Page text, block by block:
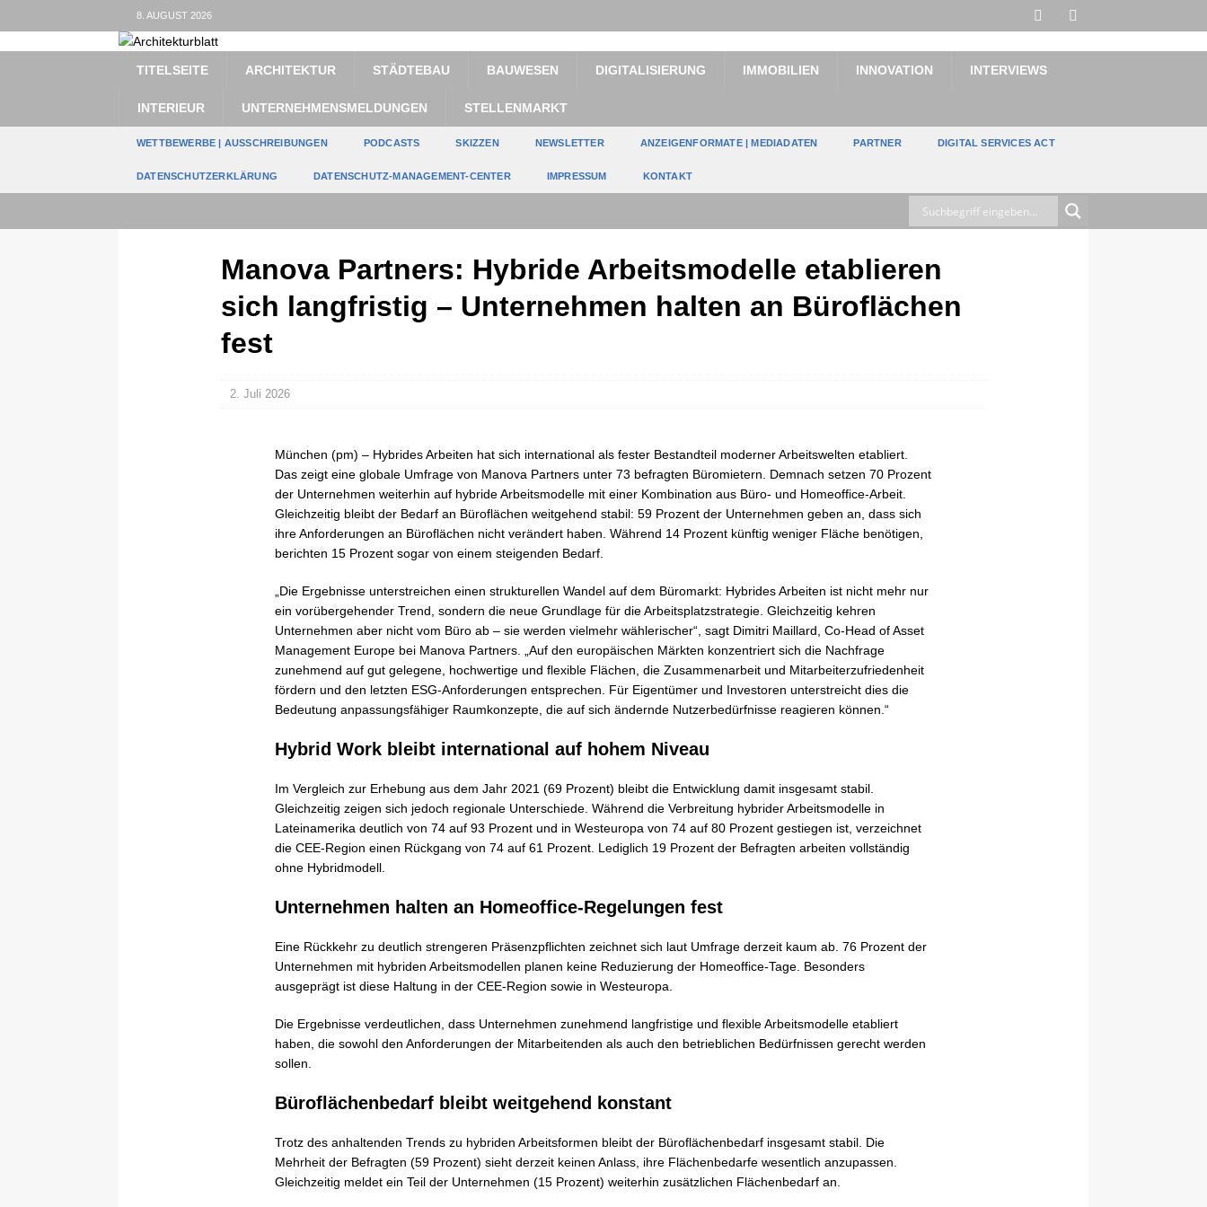
8. AUGUST 2026
TITELSEITE ARCHITEKTUR STÄDTEBAU BAUWESEN DIGITALISIERUNG IMMOBILIEN INNOVATION INTERVIEWS
INTERIEUR UNTERNEHMENSMELDUNGEN STELLENMARKT
WETTBEWERBE | AUSSCHREIBUNGEN PODCASTS SKIZZEN NEWSLETTER ANZEIGENFORMATE | MEDIADATEN PARTNER DIGITAL SERVICES ACT
DATENSCHUTZERKLÄRUNG DATENSCHUTZ-MANAGEMENT-CENTER IMPRESSUM KONTAKT
Manova Partners: Hybride Arbeitsmodelle etablieren
sich langfristig – Unternehmen halten an Büroflächen
fest
2. Juli 2026
München (pm) – Hybrides Arbeiten hat sich international als fester Bestandteil moderner Arbeitswelten etabliert.
Das zeigt eine globale Umfrage von Manova Partners unter 73 befragten Büromietern. Demnach setzen 70 Prozent
der Unternehmen weiterhin auf hybride Arbeitsmodelle mit einer Kombination aus Büro- und Homeoffice-Arbeit.
Gleichzeitig bleibt der Bedarf an Büroflächen weitgehend stabil: 59 Prozent der Unternehmen geben an, dass sich
ihre Anforderungen an Büroflächen nicht verändert haben. Während 14 Prozent künftig weniger Fläche benötigen,
berichten 15 Prozent sogar von einem steigenden Bedarf.
„Die Ergebnisse unterstreichen einen strukturellen Wandel auf dem Büromarkt: Hybrides Arbeiten ist nicht mehr nur
ein vorübergehender Trend, sondern die neue Grundlage für die Arbeitsplatzstrategie. Gleichzeitig kehren
Unternehmen aber nicht vom Büro ab – sie werden vielmehr wählerischer“, sagt Dimitri Maillard, Co-Head of Asset
Management Europe bei Manova Partners. „Auf den europäischen Märkten konzentriert sich die Nachfrage
zunehmend auf gut gelegene, hochwertige und flexible Flächen, die Zusammenarbeit und Mitarbeiterzufriedenheit
fördern und den letzten ESG-Anforderungen entsprechen. Für Eigentümer und Investoren unterstreicht dies die
Bedeutung anpassungsfähiger Raumkonzepte, die auf sich ändernde Nutzerbedürfnisse reagieren können.“
Hybrid Work bleibt international auf hohem Niveau
Im Vergleich zur Erhebung aus dem Jahr 2021 (69 Prozent) bleibt die Entwicklung damit insgesamt stabil.
Gleichzeitig zeigen sich jedoch regionale Unterschiede. Während die Verbreitung hybrider Arbeitsmodelle in
Lateinamerika deutlich von 74 auf 93 Prozent und in Westeuropa von 74 auf 80 Prozent gestiegen ist, verzeichnet
die CEE-Region einen Rückgang von 74 auf 61 Prozent. Lediglich 19 Prozent der Befragten arbeiten vollständig
ohne Hybridmodell.
Unternehmen halten an Homeoffice-Regelungen fest
Eine Rückkehr zu deutlich strengeren Präsenzpflichten zeichnet sich laut Umfrage derzeit kaum ab. 76 Prozent der
Unternehmen mit hybriden Arbeitsmodellen planen keine Reduzierung der Homeoffice-Tage. Besonders
ausgeprägt ist diese Haltung in der CEE-Region sowie in Westeuropa.
Die Ergebnisse verdeutlichen, dass Unternehmen zunehmend langfristige und flexible Arbeitsmodelle etabliert
haben, die sowohl den Anforderungen der Mitarbeitenden als auch den betrieblichen Bedürfnissen gerecht werden
sollen.
Büroflächenbedarf bleibt weitgehend konstant
Trotz des anhaltenden Trends zu hybriden Arbeitsformen bleibt der Büroflächenbedarf insgesamt stabil. Die
Mehrheit der Befragten (59 Prozent) sieht derzeit keinen Anlass, ihre Flächenbedarfe wesentlich anzupassen.
Gleichzeitig meldet ein Teil der Unternehmen (15 Prozent) weiterhin zusätzlichen Flächenbedarf an.